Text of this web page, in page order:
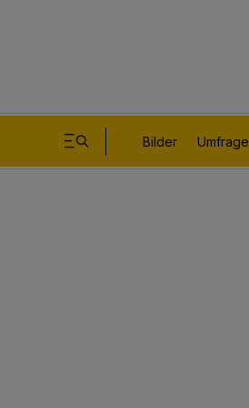
Bilder Umfrage